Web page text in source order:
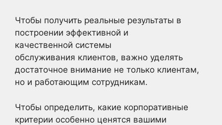
Чтобы получить реальные результаты в
построении эффективной и
качественной системы
обслуживания клиентов, важно уделять
достаточное внимание не только клиентам,
но и работающим сотрудникам.
Чтобы определить, какие корпоративные
критерии особенно ценятся вашими